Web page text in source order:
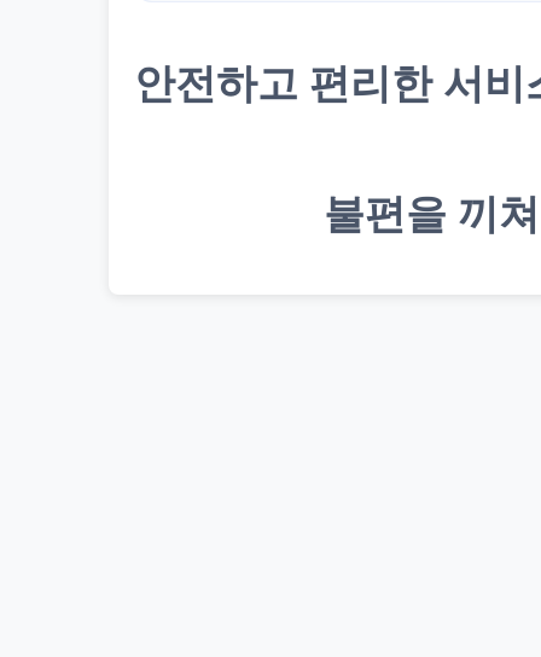
안전하고 편리한 서
불편을 끼